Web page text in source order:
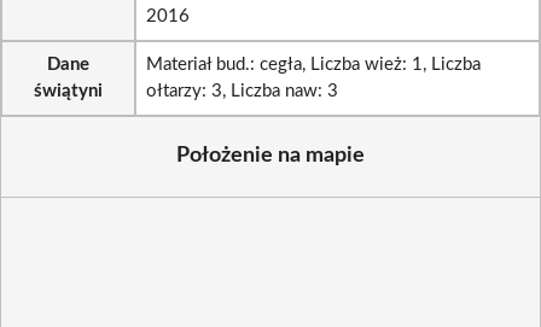
2016
Dane
świątyni
Materiał bud.: cegła, Liczba wież: 1, Liczba
ołtarzy: 3, Liczba naw: 3
Położenie na mapie